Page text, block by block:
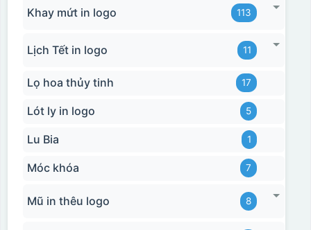
Khay mứt in logo 113
Lịch Tết in logo 11
Lọ hoa thủy tinh 17
Lót ly in logo 5
Lu Bia 1
Móc khóa 7
Mũ in thêu logo 8